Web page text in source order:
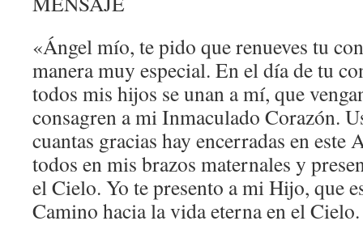
«Ángel mío, te pido que renueves tu
manera muy especial. En el día de tu
todos mis hijos se unan a mí, que
consagren a mi Inmaculado Corazón.
cuantas gracias hay encerradas en este
todos en mis brazos maternales y
el Cielo. Yo te presento a mi Hijo, que
Camino hacia la vida eterna en el Cielo.